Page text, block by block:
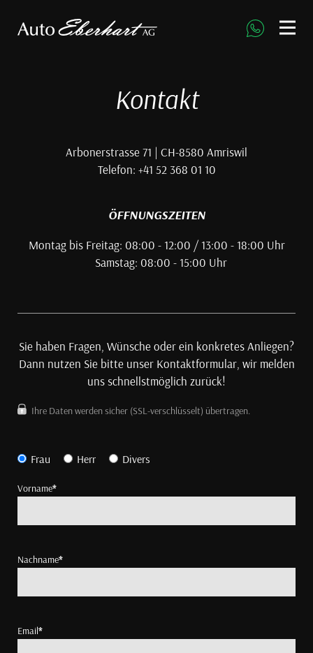
Kontakt
Arbonerstrasse 71 | CH-8580 Amriswil
Telefon: +41 52 368 01 10
ÖFFNUNGSZEITEN
Montag bis Freitag: 08:00 - 12:00 / 13:00 - 18:00 Uhr
Samstag: 08:00 - 15:00 Uhr
Sie haben Fragen, Wünsche oder ein konkretes Anliegen?
Dann nutzen Sie bitte unser Kontaktformular, wir melden
uns schnellstmöglich zurück!
Ihre Daten werden sicher (SSL-verschlüsselt) übertragen.
Frau Herr Divers
Vorname*
Nachname*
Email*